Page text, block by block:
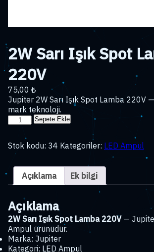
2W Sarı Işık Spot
220V
75,00 ₺
Jupiter 2W Sarı Işık Spot Lamba 220V
mark teknoloji.
2W
Spot
220V
adet
Sepete Ekle
Stok kodu: 34 Kategoriler: LED Ampul
Açıklama Ek bilgi
Açıklama
2W Sarı Işık Spot Lamba 220V—
Ampul ürünüdür.
Marka: Jupiter
Kategori: LED Ampul